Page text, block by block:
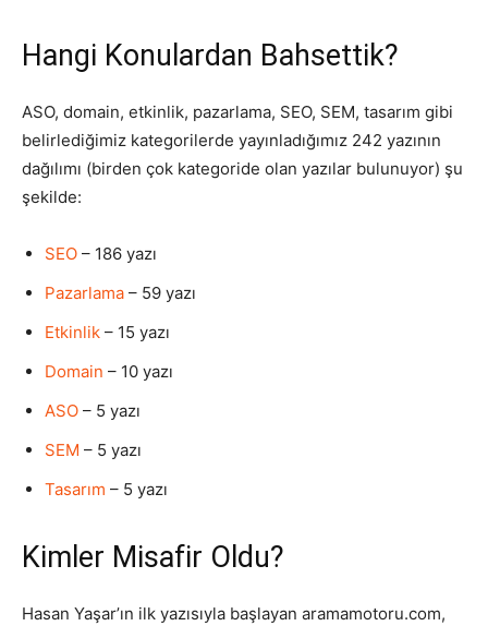
Hangi Konulardan Bahsettik?
ASO, domain, etkinlik, pazarlama, SEO, SEM, tasarım gibi
belirlediğimiz kategorilerde yayınladığımız 242 yazının
dağılımı (birden çok kategoride olan yazılar bulunuyor) şu
şekilde:
SEO – 186 yazı
Pazarlama – 59 yazı
Etkinlik – 15 yazı
Domain – 10 yazı
ASO – 5 yazı
SEM – 5 yazı
Tasarım – 5 yazı
Kimler Misafir Oldu?
Hasan Yaşar’ın ilk yazısıyla başlayan aramamotoru.com,